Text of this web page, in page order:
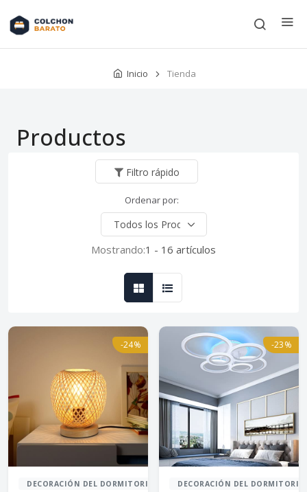
Inicio Tienda
Productos
Filtro rápido
Ordenar por:
Mostrando:1 - 16 artículos
-24%
DECORACIÓN DEL DORMITORIO
-23%
DECORACIÓN DEL DORMITORIO